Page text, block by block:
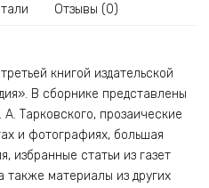
Отзывы (0)
книгой издательской
В сборнике представлены
Тарковского, прозаические
и фотографиях, большая
избранные статьи из газет
также материалы из других